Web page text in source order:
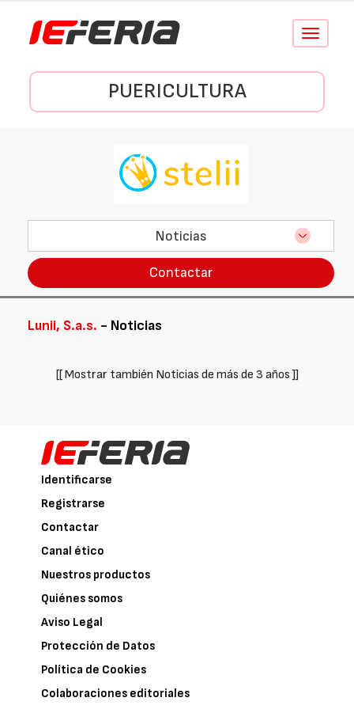
Conmutar
PUERICULTURA
Noticias
Contactar
Lunii, S.a.s. - Noticias
[[ Mostrar también Noticias de más de 3 años ]]
Identificarse
Registrarse
Contactar
Canal ético
Nuestros productos
Quiénes somos
Aviso Legal
Protección de Datos
Política de Cookies
Colaboraciones editoriales